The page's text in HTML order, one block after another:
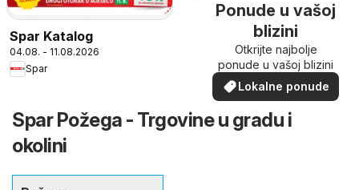
Spar Katalog
04.08. - 11.08.2026
Spar
Ponude u vašoj
blizini
Otkrijte najbolje
ponude u vašoj blizini
Lokalne ponude
Spar Požega - Trgovine u gradu i
okolini